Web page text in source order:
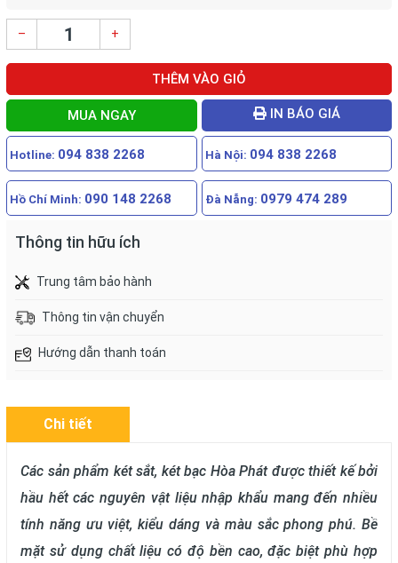
– +
THÊM VÀO GIỎ
MUA NGAY IN BÁO GIÁ
Hotline: 094 838 2268 Hà Nội: 094 838 2268
Hồ Chí Minh: 090 148 2268 Đà Nẵng: 0979 474 289
Thông tin hữu ích
Trung tâm bảo hành
Thông tin vận chuyển
Hướng dẫn thanh toán
Chi tiết
Các sản phẩm két sắt, két bạc Hòa Phát được thiết kế bởi
hầu hết các nguyên vật liệu nhập khẩu mang đến nhiều
tính năng ưu việt, kiểu dáng và màu sắc phong phú. Bề
mặt sử dụng chất liệu có độ bền cao, đặc biệt phù hợp